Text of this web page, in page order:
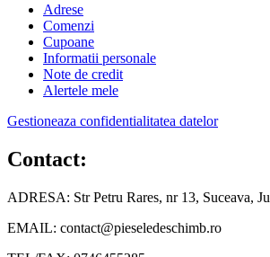
Adrese
Comenzi
Cupoane
Informatii personale
Note de credit
Alertele mele
Gestioneaza confidentialitatea datelor
Contact:
ADRESA: Str Petru Rares, nr 13, Suceava,
EMAIL: contact@pieseledeschimb.ro